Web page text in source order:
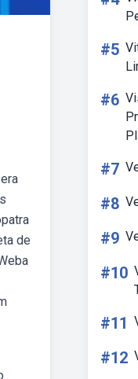
de
#5
#6
#7
#8
#9
#10
#11
#12